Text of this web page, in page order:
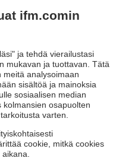
tunnisteita. RFID-
(125 kHz,
tarkkoihin
- valitse